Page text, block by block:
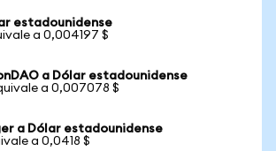
estadounidense
a 0,004197 $
a Dólar estadounidense
a 0,007078 $
a Dólar estadounidense
a 0,0418 $